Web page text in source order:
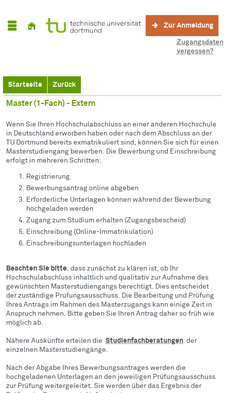
Zur Anmeldung
Zugangsdaten
vergessen?
Startseite Zurück
Master (1-Fach) - Extern
Wenn Sie Ihren Hochschulabschluss an einer anderen Hochschule
in Deutschland erworben haben oder nach dem Abschluss an der
TU Dortmund bereits exmatrikuliert sind, können Sie sich für einen
Masterstudiengang bewerben. Die Bewerbung und Einschreibung
erfolgt in mehreren Schritten:
Registrierung
Bewerbungsantrag online abgeben
Erforderliche Unterlagen können während der Bewerbung
hochgeladen werden
Zugang zum Studium erhalten (Zugangsbescheid)
Einschreibung (Online-Immatrikulation)
Einschreibungsunterlagen hochladen
Beachten Sie bitte, dass zunächst zu klären ist, ob Ihr
Hochschulabschluss inhaltlich und qualitativ zur Aufnahme des
gewünschten Masterstudiengangs berechtigt. Dies entscheidet
der zuständige Prüfungsausschuss. Die Bearbeitung und Prüfung
Ihres Antrags im Rahmen des Masterzugangs kann einige Zeit in
Anspruch nehmen. Bitte geben Sie Ihren Antrag daher so früh wie
möglich ab.
Nähere Auskünfte erteilen die Studienfachberatungen der
einzelnen Masterstudiengänge.
Nach der Abgabe Ihres Bewerbungsantrages werden die
hochgeladenen Unterlagen an den jeweiligen Prüfungsausschuss
zur Prüfung weitergeleitet. Sie werden über das Ergebnis der